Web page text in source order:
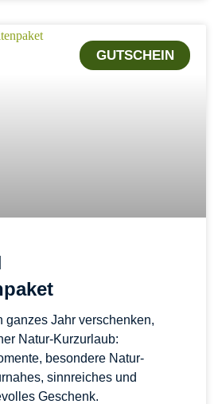
GUTSCHEIN
ganzes Jahr verschenken,
Natur-Kurzurlaub:
besondere Natur-
sinnreiches und
Geschenk.